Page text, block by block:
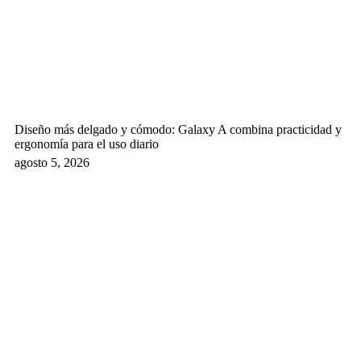
Diseño más delgado y cómodo: Galaxy A combina practicidad y
ergonomía para el uso diario
agosto 5, 2026